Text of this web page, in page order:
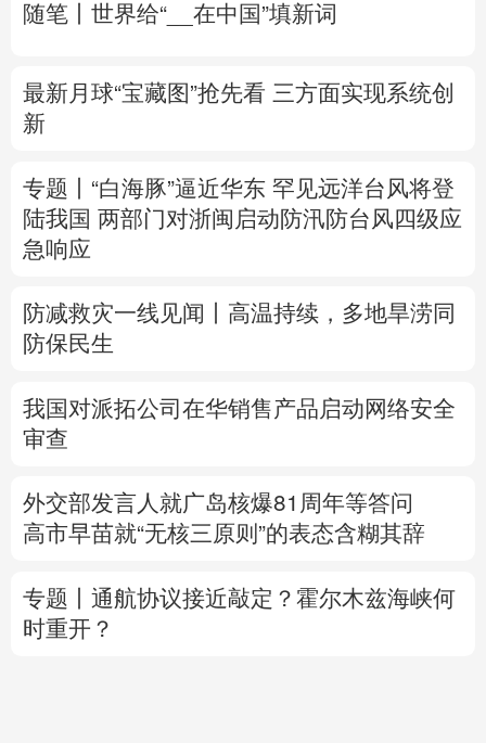
随笔丨世界给“__在中国”填新词
最新月球“宝藏图”抢先看 三方面实现系统创
新
专题丨 “白海豚”逼近华东 罕见远洋台风将登
陆我国 两部门对浙闽启动防汛防台风四级应
急响应
防减救灾一线见闻丨高温持续，多地旱涝同
防保民生
我国对派拓公司在华销售产品启动网络安全
审查
外交部发言人就广岛核爆81周年等答问
高市早苗就“无核三原则”的表态含糊其辞
专题丨 通航协议接近敲定？霍尔木兹海峡何
时重开？